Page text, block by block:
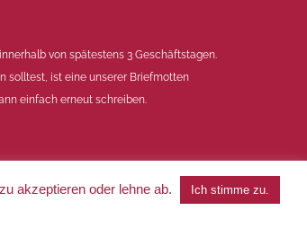
von spätestens 3 Geschäftstagen.
solltest, ist eine unserer Briefmotten
einfach erneut schreiben.
akzeptieren oder lehne ab. Ich stimme zu.